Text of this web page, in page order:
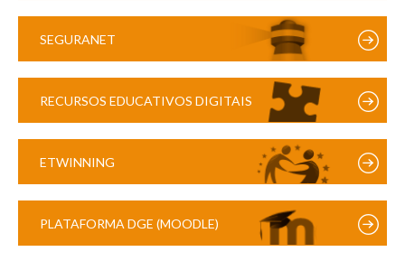
SEGURANET
RECURSOS EDUCATIVOS DIGITAIS
ETWINNING
PLATAFORMA DGE (MOODLE)